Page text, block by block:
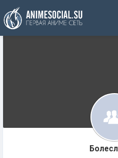
Funding